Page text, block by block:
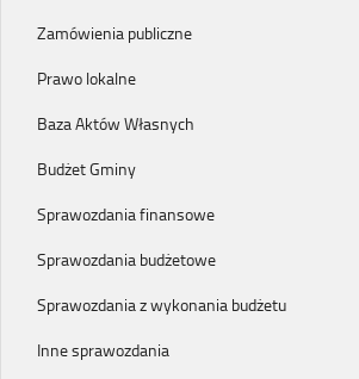
Zamówienia publiczne
Prawo lokalne
Baza Aktów Własnych
Budżet Gminy
Sprawozdania finansowe
Sprawozdania budżetowe
Sprawozdania z wykonania budżetu
Inne sprawozdania